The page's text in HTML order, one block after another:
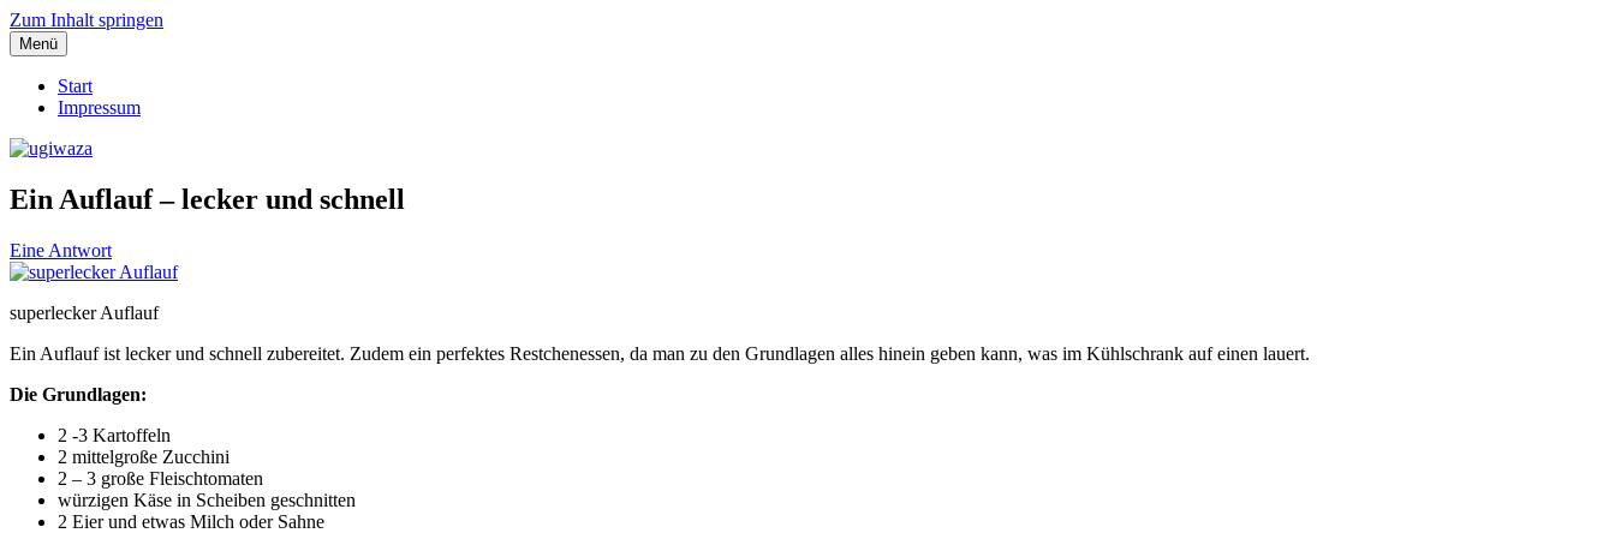
Zum Inhalt springen
ugiwaza
Menü
Start
Impressum
Ein Auflauf – lecker und schnell
Eine Antwort
superlecker Auflauf
Ein Auflauf ist lecker und schnell zubereitet. Zudem ein perfektes Restchenessen, da man zu den Grundlagen alles hinein geben kann, was im Kühlschrank auf einen lauert.
Die Grundlagen:
2 -3 Kartoffeln
2 mittelgroße Zucchini
2 – 3 große Fleischtomaten
würzigen Käse in Scheiben geschnitten
2 Eier und etwas Milch oder Sahne